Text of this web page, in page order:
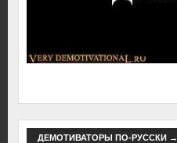
ДЕМОТИВАТОРЫ ПО-РУССКИ→